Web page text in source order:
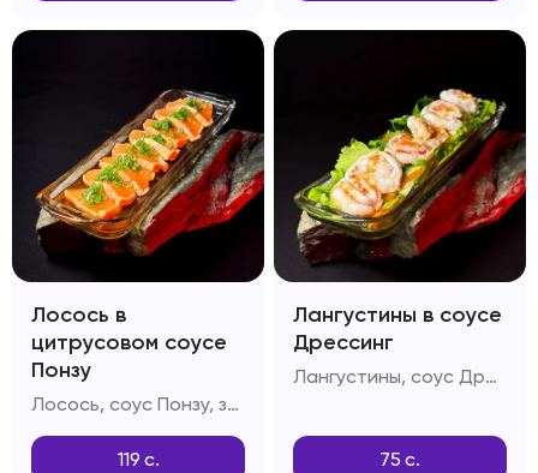
Лосось в
цитрусовом соусе
Понзу
Лосось, соус Понзу, зелень, дайкон
119 с.
Лангустины в соусе
Дрессинг
Лангустины, соус Дрессинг, салатный лист
75 с.